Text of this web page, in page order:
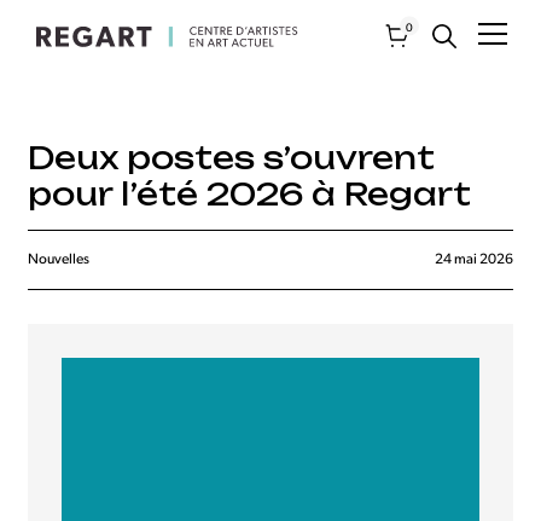
0
Deux postes s’ouvrent
pour l’été 2026 à Regart
Nouvelles 24 mai 2026